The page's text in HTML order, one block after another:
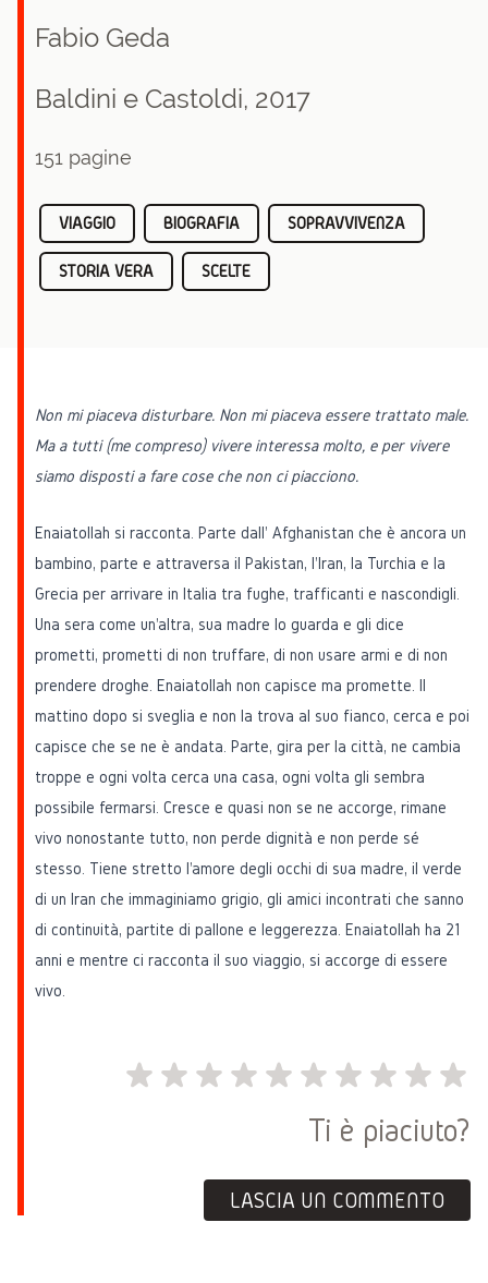
Fabio Geda
Baldini e Castoldi, 2017
151 pagine
VIAGGIO BIOGRAFIA SOPRAVVIVENZA
STORIA VERA SCELTE
Ti è piaciuto?
LASCIA UN COMMENTO
Non mi piaceva disturbare. Non mi piaceva essere trattato male.
Ma a tutti (me compreso) vivere interessa molto, e per vivere
siamo disposti a fare cose che non ci piacciono.
Enaiatollah si racconta. Parte dall' Afghanistan che è ancora un
bambino, parte e attraversa il Pakistan, l'Iran, la Turchia e la
Grecia per arrivare in Italia tra fughe, trafficanti e nascondigli.
Una sera come un'altra, sua madre lo guarda e gli dice
prometti, prometti di non truffare, di non usare armi e di non
prendere droghe. Enaiatollah non capisce ma promette. Il
mattino dopo si sveglia e non la trova al suo fianco, cerca e poi
capisce che se ne è andata. Parte, gira per la città, ne cambia
troppe e ogni volta cerca una casa, ogni volta gli sembra
possibile fermarsi. Cresce e quasi non se ne accorge, rimane
vivo nonostante tutto, non perde dignità e non perde sé
stesso. Tiene stretto l'amore degli occhi di sua madre, il verde
di un Iran che immaginiamo grigio, gli amici incontrati che sanno
di continuità, partite di pallone e leggerezza. Enaiatollah ha 21
anni e mentre ci racconta il suo viaggio, si accorge di essere
vivo.